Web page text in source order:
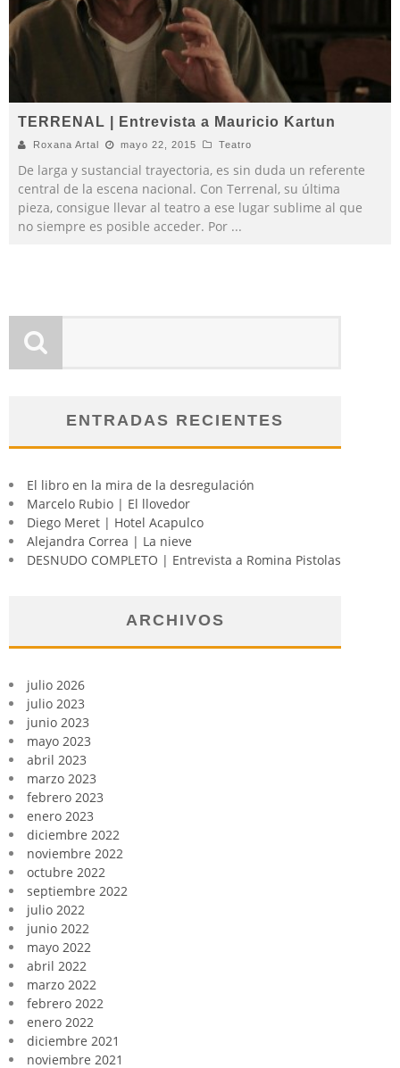
TERRENAL | Entrevista a Mauricio Kartun
Roxana Artal mayo 22, 2015 Teatro
De larga y sustancial trayectoria, es sin duda un referente
central de la escena nacional. Con Terrenal, su última
pieza, consigue llevar al teatro a ese lugar sublime al que
no siempre es posible acceder. Por ...
ENTRADAS RECIENTES
El libro en la mira de la desregulación
Marcelo Rubio | El llovedor
Diego Meret | Hotel Acapulco
Alejandra Correa | La nieve
DESNUDO COMPLETO | Entrevista a Romina Pistolas
ARCHIVOS
julio 2026
julio 2023
junio 2023
mayo 2023
abril 2023
marzo 2023
febrero 2023
enero 2023
diciembre 2022
noviembre 2022
octubre 2022
septiembre 2022
julio 2022
junio 2022
mayo 2022
abril 2022
marzo 2022
febrero 2022
enero 2022
diciembre 2021
noviembre 2021